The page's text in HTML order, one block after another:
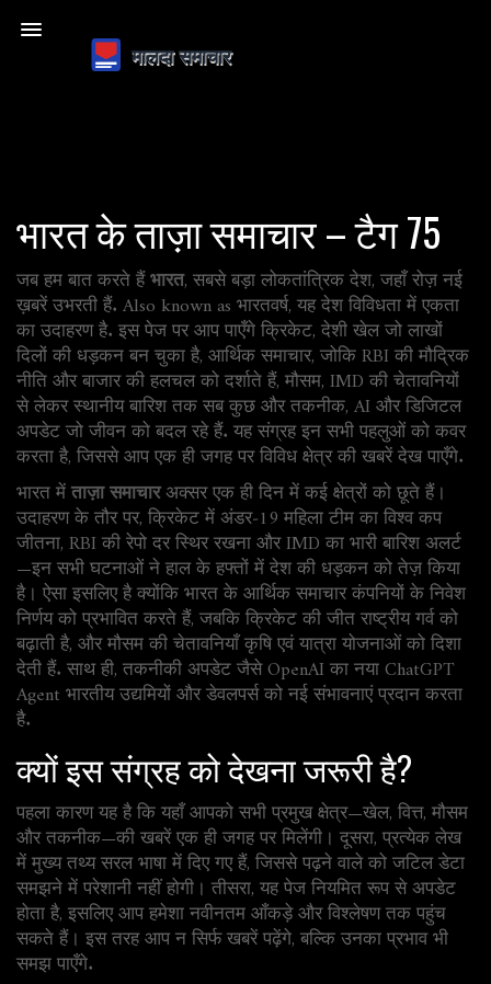
भारत के ताज़ा समाचार – टैग 75
जब हम बात करते हैंभारत, सबसे बड़ा लोकतांत्रिक देश, जहाँ रोज़ नई
ख़बरें उभरती हैं. Also known as भारतवर्ष, यह देश विविधता में एकता
का उदाहरण है. इस पेज पर आप पाएँगेक्रिकेट, देशी खेल जो लाखों
दिलों की धड़कन बन चुका है, आर्थिक समाचार, जोकि RBI की मौद्रिक
नीति और बाजार की हलचल को दर्शाते हैं, मौसम, IMD की चेतावनियों
से लेकर स्थानीय बारिश तक सब कुछऔरतकनीक, AI और डिजिटल
अपडेट जो जीवन को बदल रहे हैं. यह संग्रह इन सभी पहलुओं को कवर
करता है, जिससे आप एक ही जगह पर विविध क्षेत्र की खबरें देख पाएँगे.
भारत मेंताज़ा समाचारअक्सर एक ही दिन में कई क्षेत्रों को छूते हैं।
उदाहरण के तौर पर, क्रिकेट में अंडर‑19 महिला टीम का विश्व कप
जीतना, RBI की रेपो दर स्थिर रखना और IMD का भारी बारिश अलर्ट
—इन सभी घटनाओं ने हाल के हफ्तों में देश की धड़कन को तेज़ किया
है। ऐसा इसलिए है क्योंकिभारत के आर्थिक समाचारकंपनियों के निवेश
निर्णय को प्रभावित करते हैं, जबकिक्रिकेट की जीतराष्ट्रीय गर्व को
बढ़ाती है, औरमौसम की चेतावनियाँकृषि एवं यात्रा योजनाओं को दिशा
देती हैं. साथ ही, तकनीकी अपडेटजैसे OpenAI का नया ChatGPT
Agent भारतीय उद्यमियों और डेवलपर्स को नई संभावनाएं प्रदान करता
है.
क्यों इस संग्रह को देखना जरूरी है?
पहला कारण यह है कि यहाँ आपको सभी प्रमुख क्षेत्र—खेल, वित्त, मौसम
और तकनीक—की खबरें एक ही जगह पर मिलेंगी। दूसरा, प्रत्येक लेख
में मुख्य तथ्य सरल भाषा में दिए गए हैं, जिससे पढ़ने वाले को जटिल डेटा
समझने में परेशानी नहीं होगी। तीसरा, यह पेज नियमित रूप से अपडेट
होता है, इसलिए आप हमेशा नवीनतम आँकड़े और विश्लेषण तक पहुंच
सकते हैं। इस तरह आप न सिर्फ खबरें पढ़ेंगे, बल्कि उनका प्रभाव भी
समझ पाएँगे.